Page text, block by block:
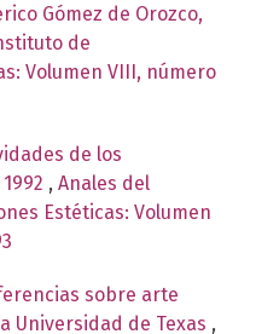
Gómez de Orozco,
de
Volumen VIII, número
de los
, Anales del
Estéticas: Volumen
sobre arte
Universidad de Texas ,